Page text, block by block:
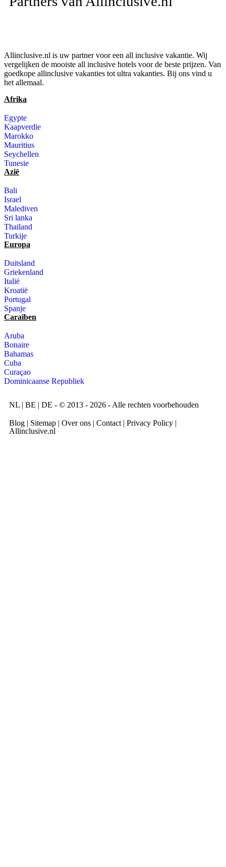
Allinclusive.nl is uw partner voor een all inclusive vakantie. Wij
vergelijken de mooiste all inclusive hotels voor de beste prijzen. Van
goedkope allinclusive vakanties tot ultra vakanties. Bij ons vind u
het allemaal.
Afrika
Egypte
Kaapverdie
Marokko
Mauritius
Seychellen
Tunesie
Azië
Bali
Israel
Malediven
Sri lanka
Thailand
Turkije
Europa
Duitsland
Griekenland
Italië
Kroatië
Portugal
Spanje
Caraïben
Aruba
Bonaire
Bahamas
Cuba
Curaçao
Dominicaanse Republiek
NL | BE | DE - © 2013 - 2026 - Alle rechten voorbehouden
Blog | Sitemap | Over ons | Contact | Privacy Policy |
Allinclusive.nl